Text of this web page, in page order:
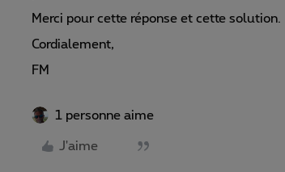
Merci pour cette réponse et cette solution.
Cordialement,
FM
1 personne aime
J'aime